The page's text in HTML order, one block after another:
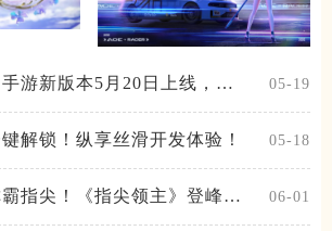
手游新版本5月20日上线，女
05-19
解锁！纵享丝滑开发体验！ 05-18
指尖！《指尖领主》登峰测
06-01